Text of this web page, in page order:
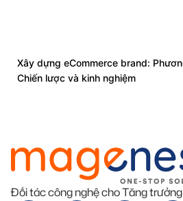
Xây dựng eCommerce brand:
Chiến lược và kinh nghiệm
Đối tác công nghệ cho Tăng